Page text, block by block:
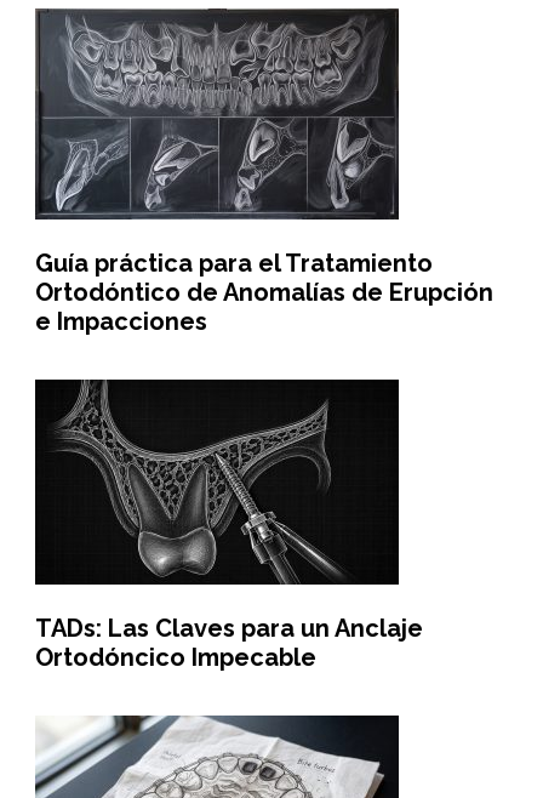
Guía práctica para el Tratamiento
Ortodóntico de Anomalías de Erupción
e Impacciones
TADs: Las Claves para un Anclaje
Ortodóncico Impecable